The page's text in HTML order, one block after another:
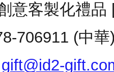
意客製化禮
706911 (中
gift@id2-